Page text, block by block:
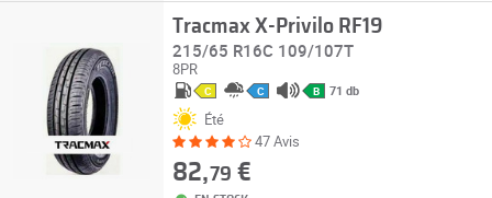
Tracmax X-Privilo RF19
215/65 R16C 109/107T
8PR
C C B 71 db
Été
47 Avis
82,79 €